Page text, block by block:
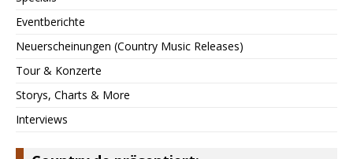
Eventberichte
Neuerscheinungen (Country Music Releases)
Tour & Konzerte
Storys, Charts & More
Interviews